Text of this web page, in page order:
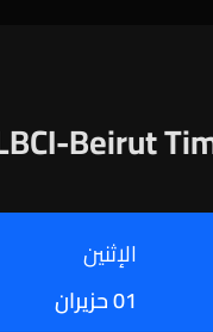
الإثنين
01 حزيران